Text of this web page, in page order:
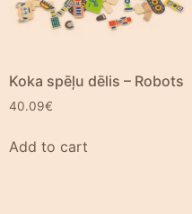
Koka spēļu dēlis – Robots
40.09€
Add to cart